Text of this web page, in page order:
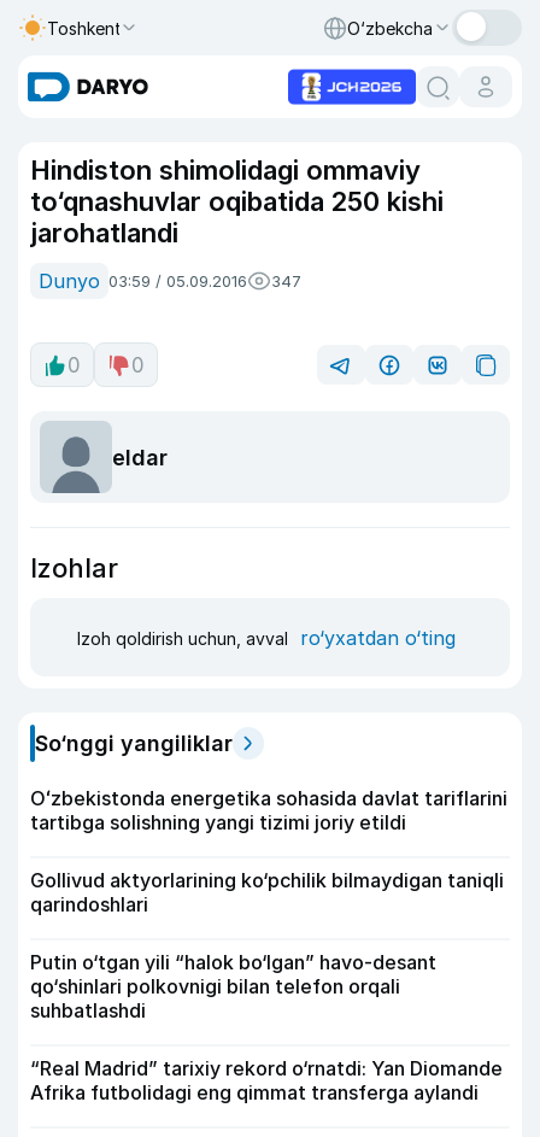
Toshkent O‘zbekcha
Hindiston shimolidagi ommaviy
to‘qnashuvlar oqibatida 250 kishi
jarohatlandi
Dunyo 03:59 / 05.09.2016 347
0 0
eldar
Izohlar
Izoh qoldirish uchun, avval ro‘yxatdan o‘ting
So‘nggi yangiliklar
Oʻzbekistonda energetika sohasida davlat tariflarini
tartibga solishning yangi tizimi joriy etildi
Gollivud aktyorlarining ko‘pchilik bilmaydigan taniqli
qarindoshlari
Putin o‘tgan yili “halok bo‘lgan” havo-desant
qo‘shinlari polkovnigi bilan telefon orqali
suhbatlashdi
“Real Madrid” tarixiy rekord o‘rnatdi: Yan Diomande
Afrika futbolidagi eng qimmat transferga aylandi